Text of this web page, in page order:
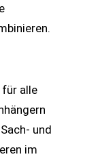
alle
und
im